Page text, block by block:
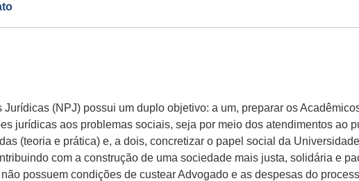
Jurídicas (NPJ) possui um duplo objetivo: a um, preparar os
jurídicas aos problemas sociais, seja por meio dos atendimentos ao
(teoria e prática) e, a dois, concretizar o papel social da
com a construção de uma sociedade mais justa, solidária e
possuem condições de custear Advogado e as despesas do